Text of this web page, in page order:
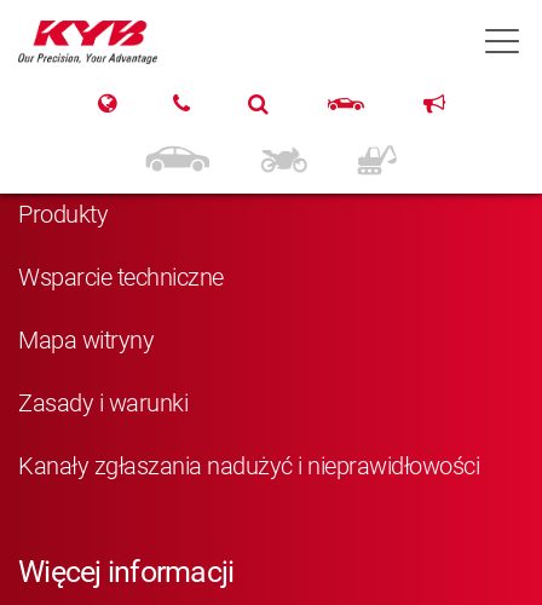
Nawigacja
Strona główna
Produkty
Wsparcie techniczne
Mapa witryny
Zasady i warunki
Kanały zgłaszania nadużyć i nieprawidłowości
Więcej informacji